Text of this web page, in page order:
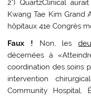
2°) QuartzClinical
Kwang Tae Kim Grand
hôpitaux 41e Congrès
Faux ! Non, les
décernées à
coordination des soins
intervention
Community Hospital,